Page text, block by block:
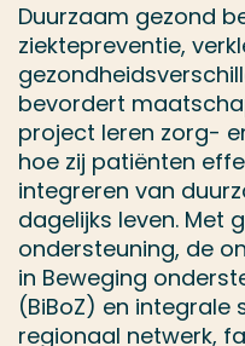
Duurzaam gezond
ziektepreventie,
bevordert
project leren zorg-
hoe zij patiënten
integreren van
dagelijks leven. Met
ondersteuning, de
in Beweging
(BiBoZ) en integrale
regionaal netwerk,